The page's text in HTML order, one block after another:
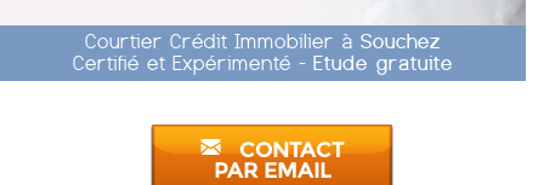
Courtier Crédit Immobilier à Souchez
Certifié et Expérimenté - Etude gratuite
CONTACT
PAR EMAIL